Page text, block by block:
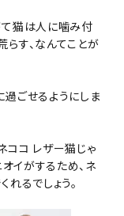
て猫は人に噛み付
す、なんてことが
ごせるようにしま
ココ レザー猫じゃ
イがするため、ネ
れるでしょう。